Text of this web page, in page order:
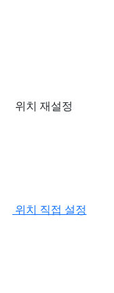
위치 재설정
위치 직접 설정